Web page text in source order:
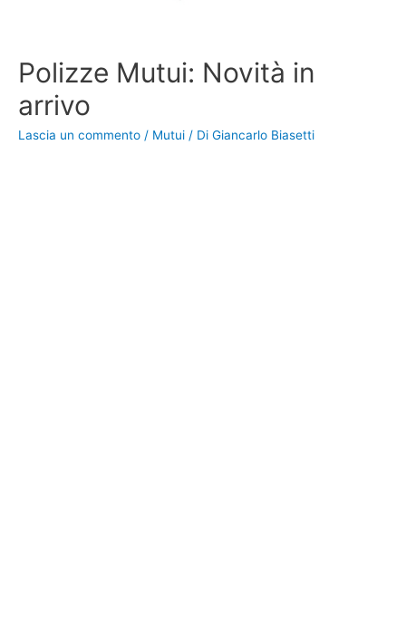
Polizze Mutui: Novità in
arrivo
Lascia un commento / Mutui / Di Giancarlo Biasetti